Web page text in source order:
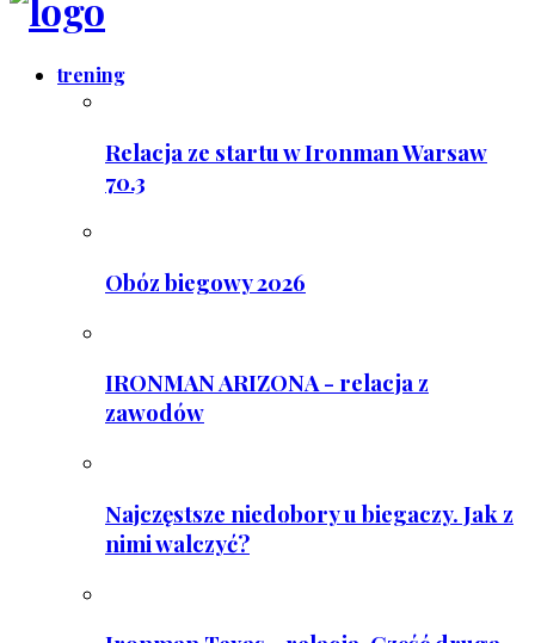
trening
Relacja ze startu w Ironman Warsaw
70.3
Obóz biegowy 2026
IRONMAN ARIZONA - relacja z
zawodów
Najczęstsze niedobory u biegaczy. Jak z
nimi walczyć?